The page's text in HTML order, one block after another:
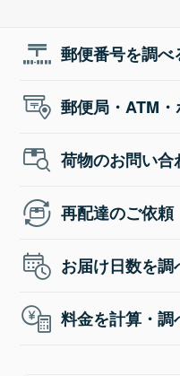
郵便番号を調べ
郵便局・ATM
荷物のお問い合
再配達のご依頼
お届け日数を調
料金を計算・調